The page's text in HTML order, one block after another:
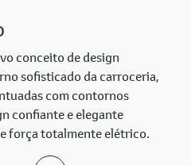
conceito de design
sofisticado da carroceria,
com contornos
confiante e elegante
força totalmente elétrico.